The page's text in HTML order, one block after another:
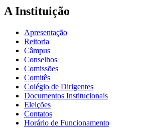
A Instituição
Apresentação
Reitoria
Câmpus
Conselhos
Comissões
Comitês
Colégio de Dirigentes
Documentos Institucionais
Eleições
Contatos
Horário de Funcionamento